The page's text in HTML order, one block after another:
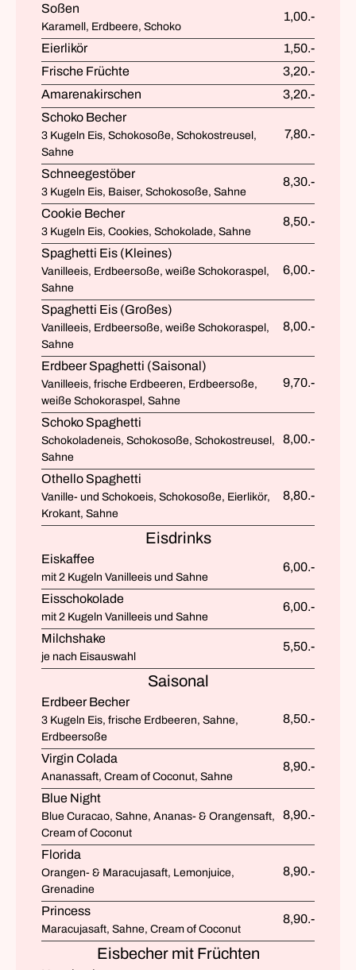
Soßen
Karamell, Erdbeere, Schoko
1,00.-
Eierlikör
1,50.-
Frische Früchte
3,20.-
Amarenakirschen
3,20.-
Schoko Becher
3 Kugeln Eis, Schokosoße, Schokostreusel,
Sahne
7,80.-
Schneegestöber
3 Kugeln Eis, Baiser, Schokosoße, Sahne
8,30.-
Cookie Becher
3 Kugeln Eis, Cookies, Schokolade, Sahne
8,50.-
Spaghetti Eis (Kleines)
Vanilleeis, Erdbeersoße, weiße Schokoraspel,
Sahne
6,00.-
Spaghetti Eis (Großes)
Vanilleeis, Erdbeersoße, weiße Schokoraspel,
Sahne
8,00.-
Erdbeer Spaghetti (Saisonal)
Vanilleeis, frische Erdbeeren, Erdbeersoße,
weiße Schokoraspel, Sahne
9,70.-
Schoko Spaghetti
Schokoladeneis, Schokosoße, Schokostreusel,
Sahne
8,00.-
Othello Spaghetti
Vanille- und Schokoeis, Schokosoße, Eierlikör,
Krokant, Sahne
8,80.-
Eisdrinks
Eiskaffee
mit 2 Kugeln Vanilleeis und Sahne
6,00.-
Eisschokolade
mit 2 Kugeln Vanilleeis und Sahne
6,00.-
Milchshake
je nach Eisauswahl
5,50.-
Saisonal
Erdbeer Becher
3 Kugeln Eis, frische Erdbeeren, Sahne,
Erdbeersoße
8,50.-
Virgin Colada
Ananassaft, Cream of Coconut, Sahne
8,90.-
Blue Night
Blue Curacao, Sahne, Ananas- & Orangensaft,
Cream of Coconut
8,90.-
Florida
Orangen- & Maracujasaft, Lemonjuice,
Grenadine
8,90.-
Princess
Maracujasaft, Sahne, Cream of Coconut
8,90.-
Eisbecher mit Früchten